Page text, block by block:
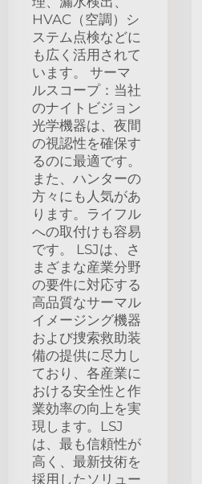
HVAC（空調）シ
ステム点検などに
も広く活用されて
います。 サーマ
ルスコープ：当社
のナイトビジョン
光学機器は、夜間
の視認性を確保す
るのに最適です。
また、ハンターの
方々にも人気があ
ります。ライフル
への取付けも容易
です。 LSJは、さ
まざまな産業分野
の要件に対応する
高品質なサーマル
イメージング機器
および捜索救助装
備の提供に尽力し
ており、各産業に
おける安全性と作
業効率の向上を実
現します。LSJ
は、最も信頼性が
高く、最新技術を
採用したソリュー